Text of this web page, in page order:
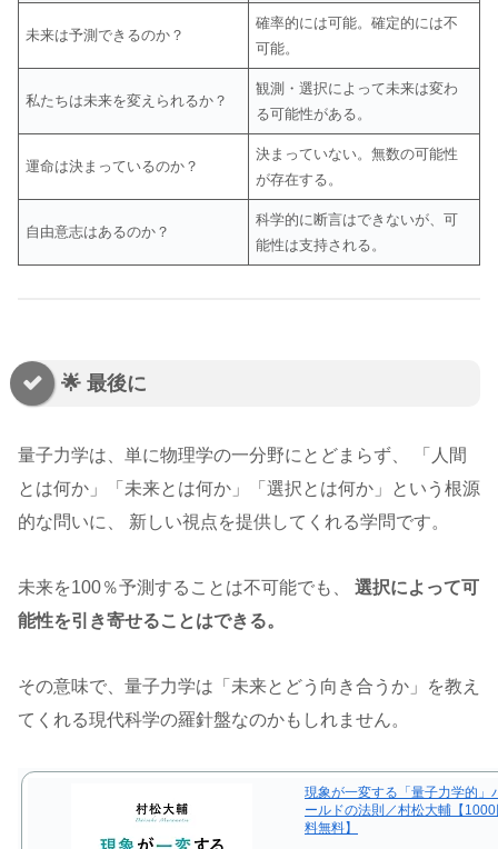
未来は予測できるのか？
確率的には可能。確定的には不
可能。
私たちは未来を変えられるか？
観測・選択によって未来は変わ
る可能性がある。
運命は決まっているのか？
決まっていない。無数の可能性
が存在する。
自由意志はあるのか？
科学的に断言はできないが、可
能性は支持される。
🌟 最後に
量子力学は、単に物理学の一分野にとどまらず、 「人間
とは何か」「未来とは何か」「選択とは何か」という根源
的な問いに、 新しい視点を提供してくれる学問です。
未来を100％予測することは不可能でも、 選択によって可
能性を引き寄せることはできる。
その意味で、量子力学は「未来とどう向き合うか」を教え
てくれる現代科学の羅針盤なのかもしれません。
現象が一変する「量子力学的」
ールドの法則／村松大輔【
料無料】